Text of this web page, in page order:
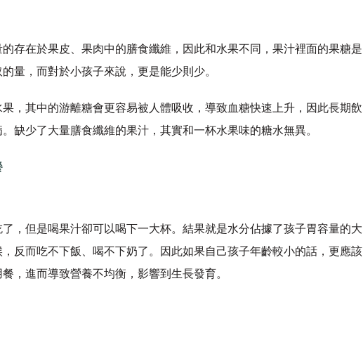
存在於果皮、果肉中的膳食纖維，因此和水果不同，果汁裡面的果糖是
量，而對於小孩子來說，更是能少則少。
，其中的游離糖會更容易被人體吸收，導致血糖快速上升，因此長期飲
缺少了大量膳食纖維的果汁，其實和一杯水果味的糖水無異。
，但是喝果汁卻可以喝下一大杯。結果就是水分佔據了孩子胃容量的大
反而吃不下飯、喝不下奶了。因此如果自己孩子年齡較小的話，更應該
，進而導致營養不均衡，影響到生長發育。